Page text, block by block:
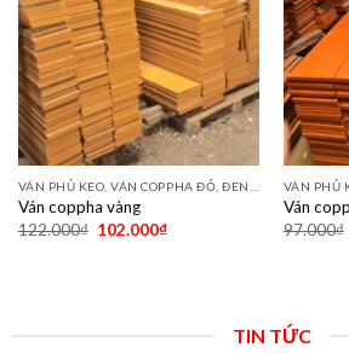
Ván coppha vàng
122.000₫ 102.000₫
Ván
97.000₫
TIN TỨC